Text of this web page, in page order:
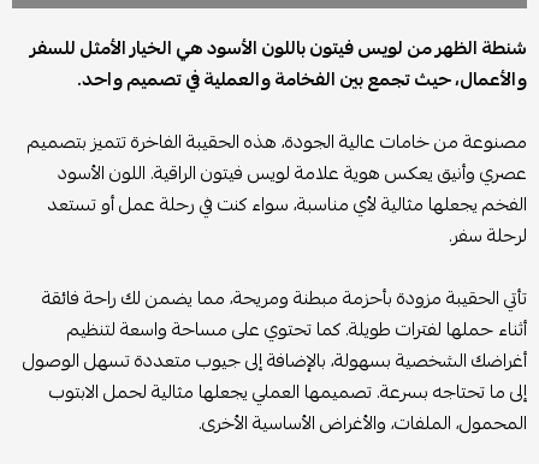
شنطة الظهر من لويس فيتون باللون الأسود هي الخيار الأمثل للسفر
والأعمال، حيث تجمع بين الفخامة والعملية في تصميم واحد.
مصنوعة من خامات عالية الجودة، هذه الحقيبة الفاخرة تتميز بتصميم
عصري وأنيق يعكس هوية علامة لويس فيتون الراقية. اللون الأسود
الفخم يجعلها مثالية لأي مناسبة، سواء كنت في رحلة عمل أو تستعد
لرحلة سفر.
تأتي الحقيبة مزودة بأحزمة مبطنة ومريحة، مما يضمن لك راحة فائقة
أثناء حملها لفترات طويلة. كما تحتوي على مساحة واسعة لتنظيم
أغراضك الشخصية بسهولة، بالإضافة إلى جيوب متعددة تسهل الوصول
إلى ما تحتاجه بسرعة. تصميمها العملي يجعلها مثالية لحمل الابتوب
المحمول، الملفات، والأغراض الأساسية الأخرى.